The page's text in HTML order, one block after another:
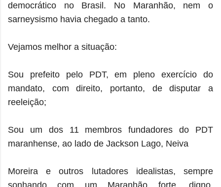
democrático no Brasil. No Maranhão, nem o
sarneysismo havia chegado a tanto.
Vejamos melhor a situação:
Sou prefeito pelo PDT, em pleno exercício do
mandato, com direito, portanto, de disputar a
reeleição;
Sou um dos 11 membros fundadores do PDT
maranhense, ao lado de Jackson Lago, Neiva
Moreira e outros lutadores idealistas, sempre